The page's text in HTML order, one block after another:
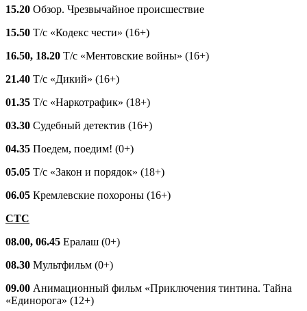
15.20 Обзор. Чрезвычайное происшествие
15.50 Т/с «Кодекс чести» (16+)
16.50, 18.20 Т/с «Ментовские войны» (16+)
21.40 Т/с «Дикий» (16+)
01.35 Т/с «Наркотрафик» (18+)
03.30 Судебный детектив (16+)
04.35 Поедем, поедим! (0+)
05.05 Т/с «Закон и порядок» (18+)
06.05 Кремлевские похороны (16+)
СТС
08.00, 06.45 Ералаш (0+)
08.30 Мультфильм (0+)
09.00 Анимационный фильм «Приключения тинтина. Тайна
«Единорога» (12+)